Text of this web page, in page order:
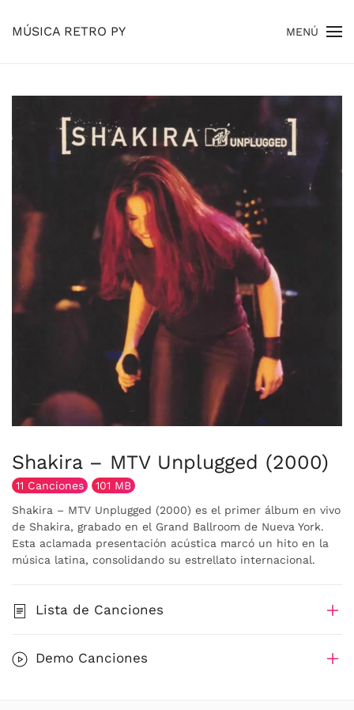
MÚSICA RETRO PY MENÚ
Shakira – MTV Unplugged (2000)
11 Canciones
101 MB
Shakira – MTV Unplugged (2000) es el primer álbum en vivo
de Shakira, grabado en el Grand Ballroom de Nueva York.
Esta aclamada presentación acústica marcó un hito en la
música latina, consolidando su estrellato internacional.
Lista de Canciones
Demo Canciones